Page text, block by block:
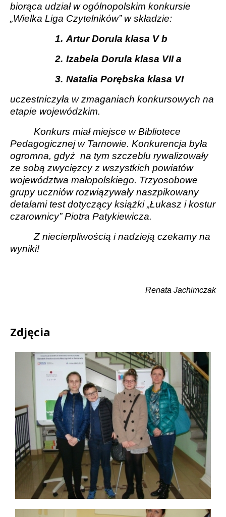
biorąca udział w ogólnopolskim konkursie
„Wielka Liga Czytelników” w składzie:
1. Artur Dorula klasa V b
2. Izabela Dorula klasa VII a
3. Natalia Porębska klasa VI
uczestniczyła w zmaganiach konkursowych na
etapie wojewódzkim.
Konkurs miał miejsce w Bibliotece
Pedagogicznej w Tarnowie. Konkurencja była
ogromna, gdyż na tym szczeblu rywalizowały
ze sobą zwycięzcy z wszystkich powiatów
województwa małopolskiego. Trzyosobowe
grupy uczniów rozwiązywały naszpikowany
detalami test dotyczący książki „Łukasz i kostur
czarownicy” Piotra Patykiewicza.
Z niecierpliwością i nadzieją czekamy na
wyniki!
Renata Jachimczak
Zdjęcia